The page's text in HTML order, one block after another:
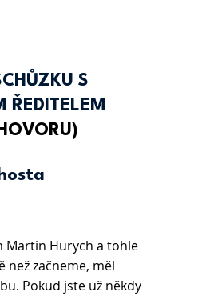
S
ŘEDITELEM
Martin Hurych a tohle
než začneme, měl
Pokud jste už někdy